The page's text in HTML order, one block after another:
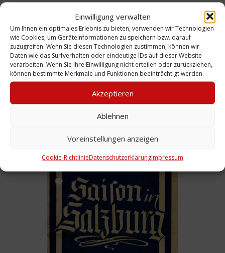
Einwilligung verwalten
Um Ihnen ein optimales Erlebnis zu bieten, verwenden wir Technologien
wie Cookies, um Geräteinformationen zu speichern bzw. darauf
zuzugreifen. Wenn Sie diesen Technologien zustimmen, können wir
Daten wie das Surfverhalten oder eindeutige IDs auf dieser Website
verarbeiten. Wenn Sie Ihre Einwilligung nicht erteilen oder zurückziehen,
können bestimmte Merkmale und Funktionen beeinträchtigt werden.
Akzeptieren
Ablehnen
Voreinstellungen anzeigen
Cookie-RichtlinieDatenschutzerklärungImpressum
Programm: zu „Die Rose von Stambul“,
Spielzeit 1950/51
Weiterlesen